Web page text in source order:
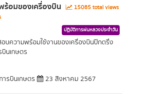
อมของเครื่องบิน
15085 total views
ปฏิบัติการฝนหลวงประจำวัน
บความพร้อมใช้งานของเครื่องบินปีกตรึง
นเกษตร
ารบินเกษตร 23 สิงหาคม 2567